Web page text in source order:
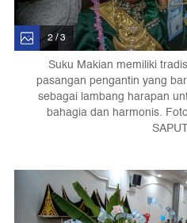
2 / 3
Suku Makian memiliki
pasangan pengantin yang
sebagai lambang harapan
bahagia dan harmonis.